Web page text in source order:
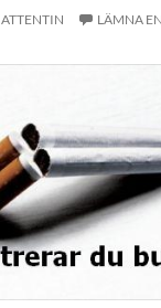
ATTENTIN LÄMNA